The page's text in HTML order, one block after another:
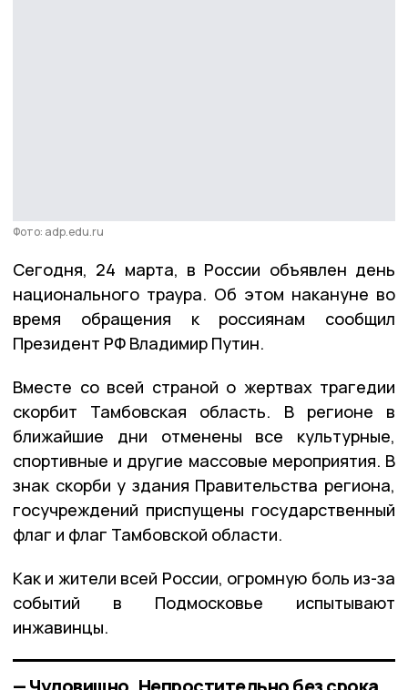
Фото: adp.edu.ru
Сегодня, 24 марта, в России объявлен день
национального траура. Об этом накануне во
время обращения к россиянам сообщил
Президент РФ Владимир Путин.
Вместе со всей страной о жертвах трагедии
скорбит Тамбовская область. В регионе в
ближайшие дни отменены все культурные,
спортивные и другие массовые мероприятия. В
знак скорби у здания Правительства региона,
госучреждений приспущены государственный
флаг и флаг Тамбовской области.
Как и жители всей России, огромную боль из-за
событий в Подмосковье испытывают
инжавинцы.